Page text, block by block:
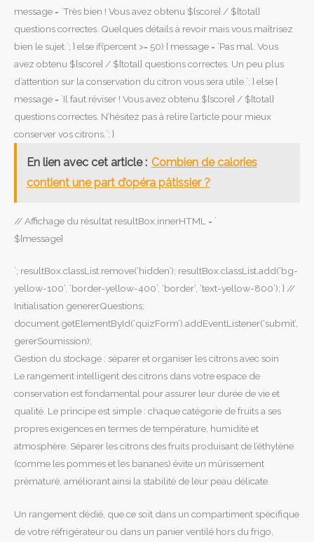
message = `Très bien ! Vous avez obtenu ${score} / ${total}
questions correctes. Quelques détails à revoir mais vous maîtrisez
bien le sujet.`; } else if(percent >= 50) { message = `Pas mal. Vous
avez obtenu ${score} / ${total} questions correctes. Un peu plus
d’attention sur la conservation du citron vous sera utile.`; } else {
message = `Il faut réviser ! Vous avez obtenu ${score} / ${total}
questions correctes. N’hésitez pas à relire l’article pour mieux
conserver vos citrons.`; }
En lien avec cet article : Combien de calories
contient une part d’opéra pâtissier ?
// Affichage du résultat resultBox.innerHTML = `
${message}
`; resultBox.classList.remove(‘hidden’); resultBox.classList.add(‘bg-
yellow-100’, ‘border-yellow-400’, ‘border’, ‘text-yellow-800’); } //
Initialisation genererQuestions;
document.getElementById(‘quizForm’).addEventListener(‘submit’,
gererSoumission);
Gestion du stockage : séparer et organiser les citrons avec soin
Le rangement intelligent des citrons dans votre espace de
conservation est fondamental pour assurer leur durée de vie et
qualité. Le principe est simple : chaque catégorie de fruits a ses
propres exigences en termes de température, humidité et
atmosphère. Séparer les citrons des fruits produisant de l’éthylène
(comme les pommes et les bananes) évite un mûrissement
prématuré, améliorant ainsi la stabilité de leur peau délicate.
Un rangement dédié, que ce soit dans un compartiment spécifique
de votre réfrigérateur ou dans un panier ventilé hors du frigo,